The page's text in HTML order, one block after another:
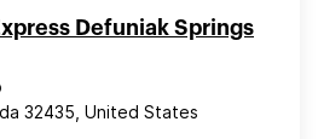
Defuniak Springs
32435, United States